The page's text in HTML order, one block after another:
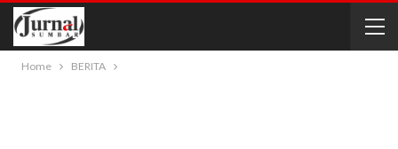
Home BERITA